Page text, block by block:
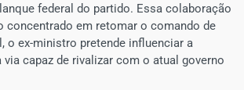
federal do partido. Essa colaboração
concentrado em retomar o comando de
o ex-ministro pretende influenciar a
capaz de rivalizar com o atual governo